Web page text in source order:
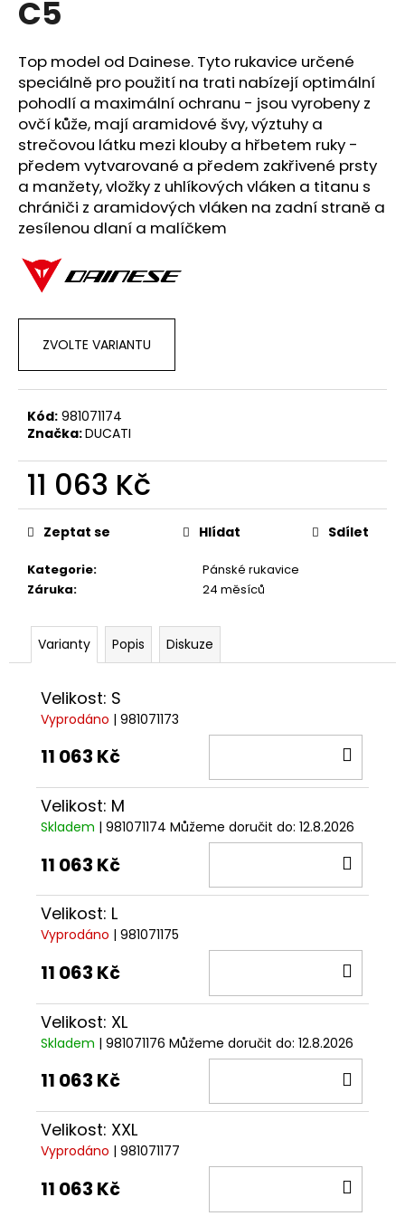
C5
Top model od Dainese. Tyto rukavice určené
speciálně pro použití na trati nabízejí optimální
pohodlí a maximální ochranu - jsou vyrobeny z
ovčí kůže, mají aramidové švy, výztuhy a
strečovou látku mezi klouby a hřbetem ruky -
předem vytvarované a předem zakřivené prsty
a manžety, vložky z uhlíkových vláken a titanu s
chrániči z aramidových vláken na zadní straně a
zesílenou dlaní a malíčkem
ZVOLTE VARIANTU
Kód: 981071174
Značka:DUCATI
11 063 Kč
Měrná
cena:
Kategorie:
Pánské rukavice
Záruka: 24 měsíců
Zeptat se Hlídat Sdílet
Varianty Popis Diskuze
Velikost: S
Vyprodáno | 981071173
11 063 Kč
Velikost: M
Skladem | 981071174 Můžeme doručit do: 12.8.2026
11 063 Kč
Velikost: L
Vyprodáno | 981071175
11 063 Kč
Velikost: XL
Skladem | 981071176 Můžeme doručit do: 12.8.2026
11 063 Kč
Velikost: XXL
Vyprodáno | 981071177
11 063 Kč
a
í
t
?
HLEDAT
r
u
č
u
e
e
TRIČKO
DC
SPEED
ČERNÉ
044